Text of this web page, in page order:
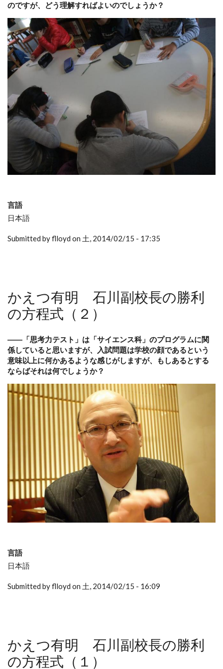
のですが、どう理解すればよいのでしょうか？
言語
日本語
Submitted by flloyd on 土, 2014/02/15 - 17:35
かえつ有明 石川副校長の勝利
の方程式（２）
――「思考力テスト」は「サイエンス科」のプログラムに関
係していると思いますが、入試問題は学校の顔であるという
意味以上に何かあるような感じがしますが、もしあるとする
ならばそれは何でしょうか？
言語
日本語
Submitted by flloyd on 土, 2014/02/15 - 16:09
かえつ有明 石川副校長の勝利
の方程式（１）